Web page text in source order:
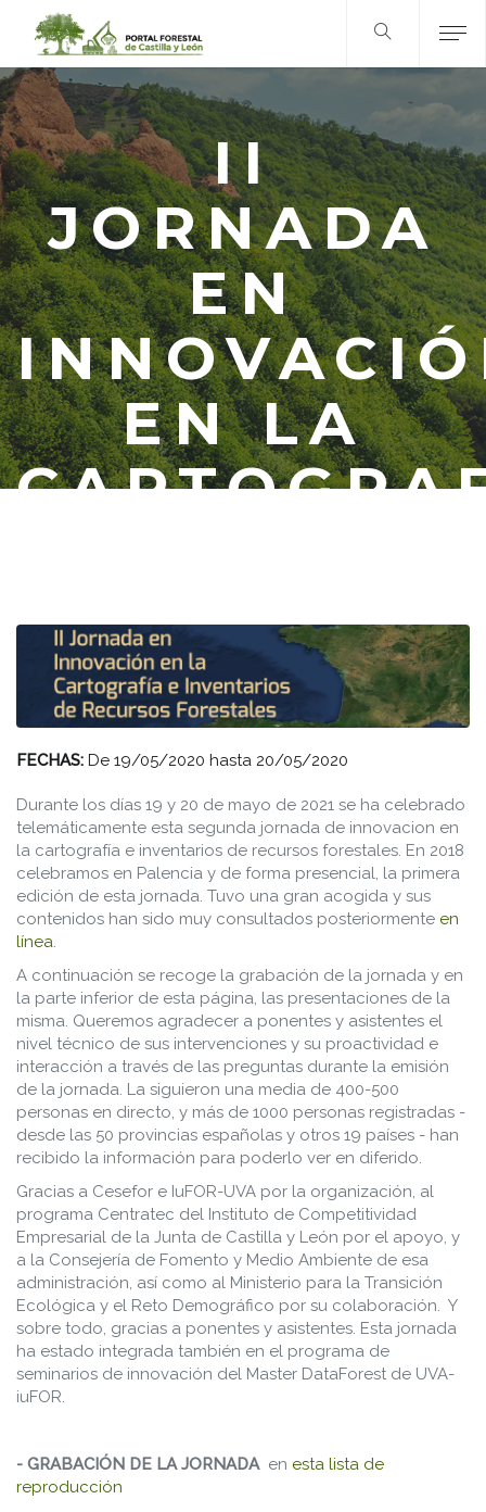
II
JORNADA
EN
EN LA
DE
RECURSOS
FECHAS: De 19/05/2020 hasta 20/05/2020
Durante los días 19 y 20 de mayo de 2021 se ha celebrado
telemáticamente esta segunda jornada de innovacion en
la cartografía e inventarios de recursos forestales. En 2018
celebramos en Palencia y de forma presencial, la primera
edición de esta jornada. Tuvo una gran acogida y sus
contenidos han sido muy consultados posteriormente en
línea.
A continuación se recoge la grabación de la jornada y en
la parte inferior de esta página, las presentaciones de la
misma. Queremos agradecer a ponentes y asistentes el
nivel técnico de sus intervenciones y su proactividad e
interacción a través de las preguntas durante la emisión
de la jornada. La siguieron una media de 400-500
personas en directo, y más de 1000 personas registradas -
desde las 50 provincias españolas y otros 19 países - han
recibido la información para poderlo ver en diferido.
Gracias a Cesefor e IuFOR-UVA por la organización, al
programa Centratec del Instituto de Competitividad
Empresarial de la Junta de Castilla y León por el apoyo, y
a la Consejería de Fomento y Medio Ambiente de esa
administración, así como al Ministerio para la Transición
Ecológica y el Reto Demográfico por su colaboración. Y
sobre todo, gracias a ponentes y asistentes. Esta jornada
ha estado integrada también en el programa de
seminarios de innovación del Master DataForest de UVA-
iuFOR.
- GRABACIÓN DE LA JORNADAen esta lista de
reproducción